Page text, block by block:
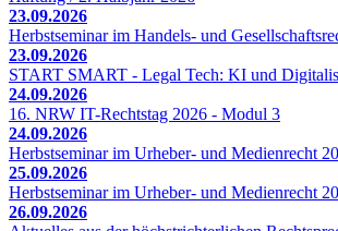
23.09.2026
Herbstseminar im Handels- und
23.09.2026
START SMART - Legal Tech: KI und
24.09.2026
16. NRW IT-Rechtstag 2026 - Modul 3
24.09.2026
Herbstseminar im Urheber- und Medienrecht
25.09.2026
Herbstseminar im Urheber- und Medienrecht
26.09.2026